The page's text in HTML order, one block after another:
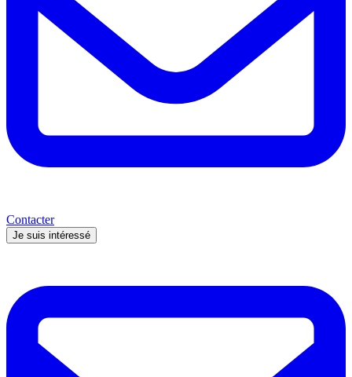
Contacter
Je suis intéressé